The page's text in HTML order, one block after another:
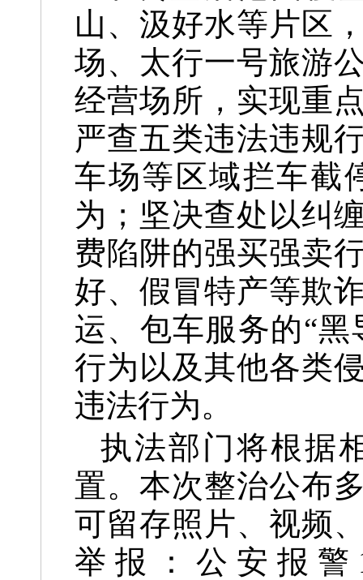
山、汲好水等片区
场、太行一号旅游
经营场所，实现重
严查五类违法违规
车场等区域拦车截
为；坚决查处以纠
费陷阱的强买强卖
好、假冒特产等欺
运、包车服务的“
行为以及其他各类
违法行为。
执法部门将根据
置。本次整治公布
可留存照片、视频
举报：公安报警